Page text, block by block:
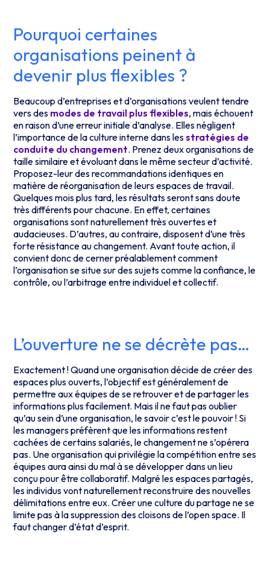
Pourquoi certaines
organisations peinent à
devenir plus flexibles ?
Beaucoup d’entreprises et d’organisations veulent tendre
vers des modes de travail plus flexibles, mais échouent
en raison d’une erreur initiale d’analyse. Elles négligent
l’importance de la culture interne dans lesstratégies de
conduite du changement. Prenez deux organisations de
taille similaire et évoluant dans le même secteur d’activité.
Proposez-leur des recommandations identiques en
matière de réorganisation de leurs espaces de travail.
Quelques mois plus tard, les résultats seront sans doute
très différents pour chacune. En effet, certaines
organisations sont naturellement très ouvertes et
audacieuses. D’autres, au contraire, disposent d’une très
forte résistance au changement. Avant toute action, il
convient donc de cerner préalablement comment
l’organisation se situe sur des sujets comme la confiance, le
contrôle, ou l’arbitrage entre individuel et collectif.
L’ouverture ne se décrète pas…
Exactement ! Quand une organisation décide de créer des
espaces plus ouverts, l’objectif est généralement de
permettre aux équipes de se retrouver et de partager les
informations plus facilement. Mais il ne faut pas oublier
qu’au sein d’une organisation, le savoir c’est le pouvoir ! Si
les managers préfèrent que les informations restent
cachées de certains salariés, le changement ne s’opérera
pas. Une organisation qui privilégie la compétition entre ses
équipes aura ainsi du mal à se développer dans un lieu
conçu pour être collaboratif. Malgré les espaces partagés,
les individus vont naturellement reconstruire des nouvelles
délimitations entre eux. Créer une culture du partage ne se
limite pas à la suppression des cloisons de l’open space. Il
faut changer d’état d’esprit.